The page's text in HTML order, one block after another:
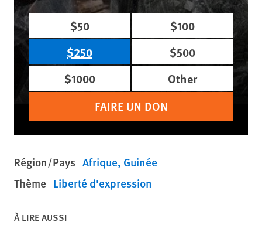
$50
$100
$250
$500
$1000
Other
FAIRE UN DON
Région/Pays Afrique Guinée
Thème Liberté d'expression
À LIRE AUSSI